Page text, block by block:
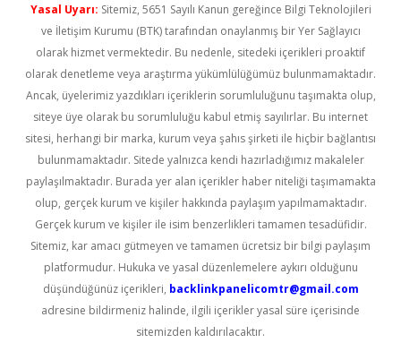
Yasal Uyarı: Sitemiz, 5651 Sayılı Kanun gereğince Bilgi Teknolojileri
ve İletişim Kurumu (BTK) tarafından onaylanmış bir Yer Sağlayıcı
olarak hizmet vermektedir. Bu nedenle, sitedeki içerikleri proaktif
olarak denetleme veya araştırma yükümlülüğümüz bulunmamaktadır.
Ancak, üyelerimiz yazdıkları içeriklerin sorumluluğunu taşımakta olup,
siteye üye olarak bu sorumluluğu kabul etmiş sayılırlar. Bu internet
sitesi, herhangi bir marka, kurum veya şahıs şirketi ile hiçbir bağlantısı
bulunmamaktadır. Sitede yalnızca kendi hazırladığımız makaleler
paylaşılmaktadır. Burada yer alan içerikler haber niteliği taşımamakta
olup, gerçek kurum ve kişiler hakkında paylaşım yapılmamaktadır.
Gerçek kurum ve kişiler ile isim benzerlikleri tamamen tesadüfidir.
Sitemiz, kar amacı gütmeyen ve tamamen ücretsiz bir bilgi paylaşım
platformudur. Hukuka ve yasal düzenlemelere aykırı olduğunu
düşündüğünüz içerikleri, backlinkpanelicomtr@gmail.com
adresine bildirmeniz halinde, ilgili içerikler yasal süre içerisinde
sitemizden kaldırılacaktır.